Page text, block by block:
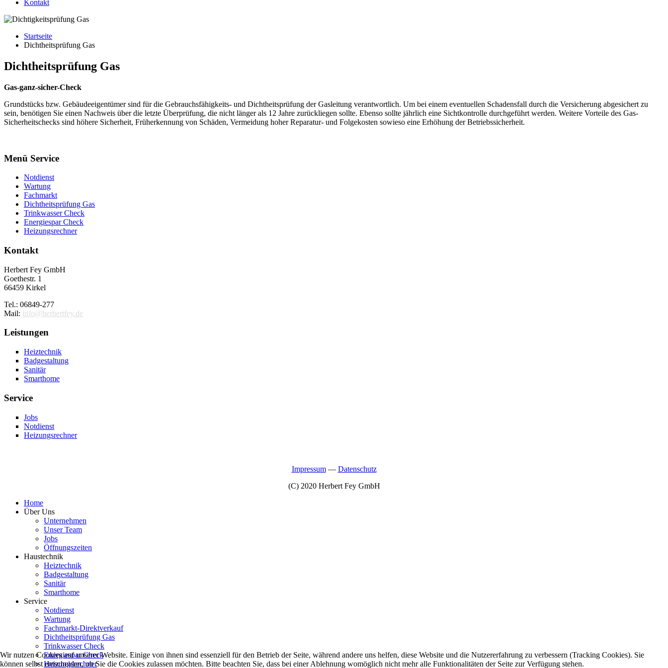
Kontakt
Startseite
Dichtheitsprüfung Gas
Dichtheitsprüfung Gas
Gas-ganz-sicher-Check
Grundstücks bzw. Gebäudeeigentümer sind für die Gebrauchsfähigkeits- und Dichtheitsprüfung der Gasleitung verantwortlich. Um bei einem eventuellen Schadensfall durch die Versicherung abgesichert zu
sein, benötigen Sie einen Nachweis über die letzte Überprüfung, die nicht länger als 12 Jahre zurückliegen sollte. Ebenso sollte jährlich eine Sichtkontrolle durchgeführt werden. Weitere Vorteile des Gas-
Sicherheitschecks sind höhere Sicherheit, Früherkennung von Schäden, Vermeidung hoher Reparatur- und Folgekosten sowieso eine Erhöhung der Betriebssicherheit.
Menü Service
Notdienst
Wartung
Fachmarkt
Dichtheitsprüfung Gas
Trinkwasser Check
Energiespar Check
Heizungsrechner
Kontakt
Herbert Fey GmbH
Goethestr. 1
66459 Kirkel
Tel.: 06849-277
Mail: info@herbertfey.de
Leistungen
Heiztechnik
Badgestaltung
Sanitär
Smarthome
Service
Jobs
Notdienst
Heizungsrechner
Impressum— Datenschutz
(C) 2020 Herbert Fey GmbH
Home
Über Uns
Unternehmen
Unser Team
Jobs
Öffnungszeiten
Haustechnik
Heiztechnik
Badgestaltung
Sanitär
Smarthome
Service
Notdienst
Wartung
Fachmarkt-Direktverkauf
Dichtheitsprüfung Gas
Trinkwasser Check
Energiespar Check
Heizungsrechner
Wir nutzen Cookies auf unserer Website. Einige von ihnen sind essenziell für den Betrieb der Seite, während andere uns helfen, diese Website und die Nutzererfahrung zu verbessern (Tracking Cookies). Sie
können selbst entscheiden, ob Sie die Cookies zulassen möchten. Bitte beachten Sie, dass bei einer Ablehnung womöglich nicht mehr alle Funktionalitäten der Seite zur Verfügung stehen.